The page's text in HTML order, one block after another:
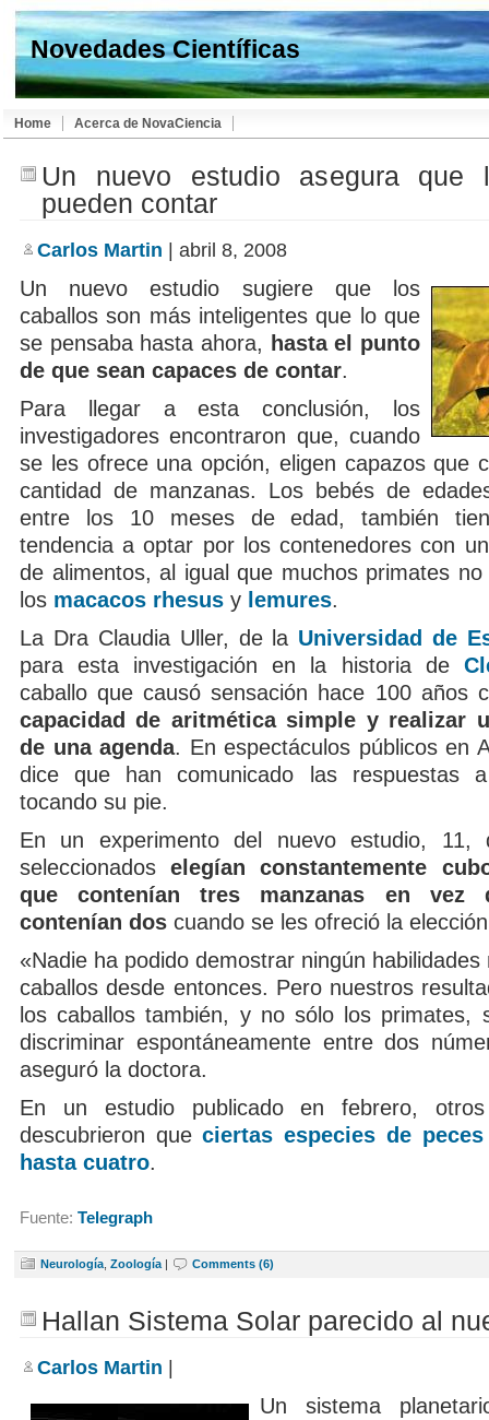
Novedades Científicas
Home Acerca de NovaCiencia
Un nuevo estudio asegura que
pueden contar
Carlos Martin | abril 8, 2008
Un nuevo estudio sugiere que los
caballos son más inteligentes que lo que
se pensaba hasta ahora, hasta el punto
de que sean capaces de contar.
Para llegar a esta conclusión, los
investigadores encontraron que, cuando
se les ofrece una opción, eligen capazos que
cantidad de manzanas. Los bebés de
entre los 10 meses de edad, también
tendencia a optar por los contenedores con
de alimentos, al igual que muchos primates
los macacos rhesus y lemures.
La Dra Claudia Uller, de la Universidad de
para esta investigación en la historia de
caballo que causó sensación hace 100 años
capacidad de aritmética simple y realizar
de una agenda. En espectáculos públicos en
dice que han comunicado las respuestas
tocando su pie.
En un experimento del nuevo estudio, 11,
seleccionadoselegían constantemente
que contenían tres manzanas en vez
contenían dos cuando se les ofreció la elección
«Nadie ha podido demostrar ningún
caballos desde entonces. Pero nuestros
los caballos también, y no sólo los primates,
discriminar espontáneamente entre dos
aseguró la doctora.
En un estudio publicado en febrero, otros
descubrieron queciertas especies de
hasta cuatro.
Fuente: Telegraph
Neurología Zoología | Comments (6)
Hallan Sistema Solar parecido al
Carlos Martin
Un sistema